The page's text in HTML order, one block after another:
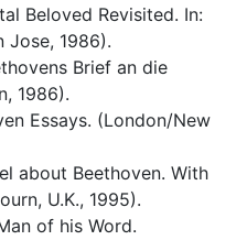
Beloved Revisited. In:
Jose, 1986).
Brief an die
1986).
Essays. (London/New
about Beethoven. With
U.K., 1995).
of his Word.